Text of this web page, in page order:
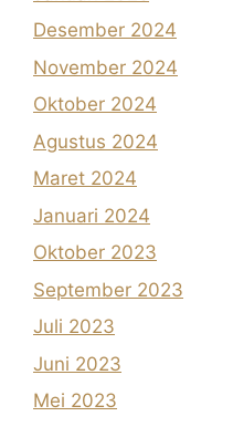
Desember 2024
November 2024
Oktober 2024
Agustus 2024
Maret 2024
Januari 2024
Oktober 2023
September 2023
Juli 2023
Juni 2023
Mei 2023